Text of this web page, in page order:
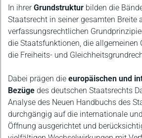
In ihrerGrundstruktur bilden die
Staatsrecht in seiner gesamten Breite
verfassungsrechtlichen
die Staatsfunktionen, die allgemeinen
die Freiheits- und
Dabei prägen die europäischen und
Bezüge des deutschen Staatsrechts
Analyse des Neuen Handbuchs des
durchgängig auf die internationale
Öffnung ausgerichtet und